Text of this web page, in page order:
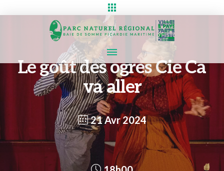
Le goût des ogres Cie Ca
va aller
21 Avr 2024